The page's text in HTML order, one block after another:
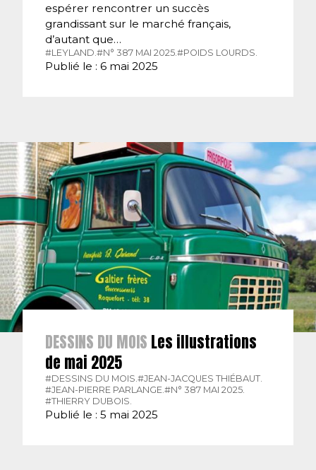
espérer rencontrer un succès
grandissant sur le marché français,
d’autant que…
#LEYLAND. #N° 387 MAI 2025. #POIDS LOURDS.
Publié le : 6 mai 2025
DESSINS DU MOIS Les illustrations
de mai 2025
#DESSINS DU MOIS. #JEAN-JACQUES THIÉBAUT.
#JEAN-PIERRE PARLANGE. #N° 387 MAI 2025.
#THIERRY DUBOIS.
Publié le : 5 mai 2025